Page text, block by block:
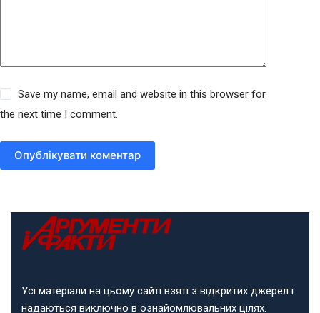
Save my name, email and website in this browser for
the next time I comment.
Опублікувати коментар
Усі матеріали на цьому сайті взяті з відкритих джерел і
надаються виключно в ознайомлювальних цілях.